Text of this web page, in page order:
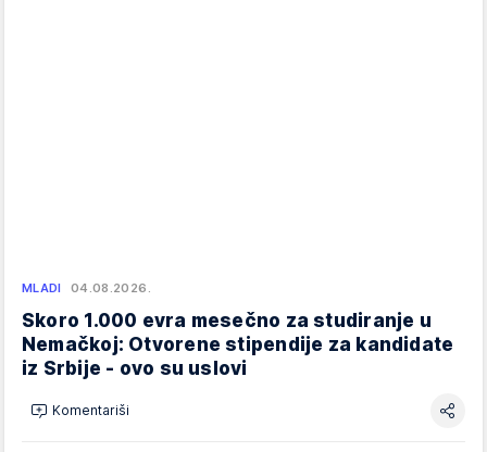
MLADI 04.08.2026.
Skoro 1.000 evra mesečno za studiranje u
Nemačkoj: Otvorene stipendije za kandidate
iz Srbije - ovo su uslovi
Komentariši